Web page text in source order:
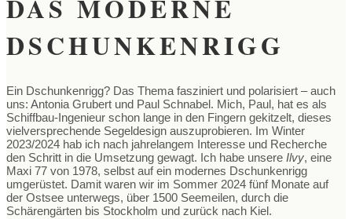
DAS MODERNE
DSCHUNKENRIGG
Ein Dschunkenrigg? Das Thema fasziniert und polarisiert – auch
uns: Antonia Grubert und Paul Schnabel. Mich, Paul, hat es als
Schiffbau-Ingenieur schon lange in den Fingern gekitzelt, dieses
vielversprechende Segeldesign auszuprobieren. Im Winter
2023/2024 hab ich nach jahrelangem Interesse und Recherche
den Schritt in die Umsetzung gewagt. Ich habe unsere Ilvy, eine
Maxi 77 von 1978, selbst auf ein modernes Dschunkenrigg
umgerüstet. Damit waren wir im Sommer 2024 fünf Monate auf
der Ostsee unterwegs, über 1500 Seemeilen, durch die
Schärengärten bis Stockholm und zurück nach Kiel.